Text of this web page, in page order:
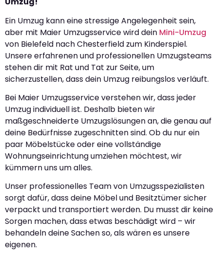
Ein Umzug kann eine stressige Angelegenheit sein,
aber mit Maier Umzugsservice wird dein Mini-Umzug
von Bielefeld nach Chesterfield zum Kinderspiel.
Unsere erfahrenen und professionellen Umzugsteams
stehen dir mit Rat und Tat zur Seite, um
sicherzustellen, dass dein Umzug reibungslos verläuft.
Bei Maier Umzugsservice verstehen wir, dass jeder
Umzug individuell ist. Deshalb bieten wir
maßgeschneiderte Umzugslösungen an, die genau auf
deine Bedürfnisse zugeschnitten sind. Ob du nur ein
paar Möbelstücke oder eine vollständige
Wohnungseinrichtung umziehen möchtest, wir
kümmern uns um alles.
Unser professionelles Team von Umzugsspezialisten
sorgt dafür, dass deine Möbel und Besitztümer sicher
verpackt und transportiert werden. Du musst dir keine
Sorgen machen, dass etwas beschädigt wird – wir
behandeln deine Sachen so, als wären es unsere
eigenen.